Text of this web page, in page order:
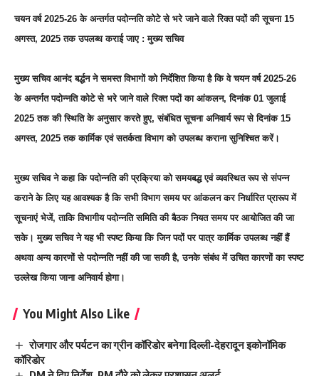
चयन वर्ष 2025-26 के अन्तर्गत पदोन्नति कोटे से भरे जाने वाले रिक्त पदों की सूचना 15
अगस्त, 2025 तक उपलब्ध कराई जाए : मुख्य सचिव
मुख्य सचिव आनंद बर्द्धन ने समस्त विभागों को निर्देशित किया है कि वे चयन वर्ष 2025-26
के अन्तर्गत पदोन्नति कोटे से भरे जाने वाले रिक्त पदों का आंकलन, दिनांक 01 जुलाई
2025 तक की स्थिति के अनुसार करते हुए, संबंधित सूचना अनिवार्य रूप से दिनांक 15
अगस्त, 2025 तक कार्मिक एवं सतर्कता विभाग को उपलब्ध कराना सुनिश्चित करें।
मुख्य सचिव ने कहा कि पदोन्नति की प्रक्रिया को समयबद्ध एवं व्यवस्थित रूप से संपन्न
कराने के लिए यह आवश्यक है कि सभी विभाग समय पर आंकलन कर निर्धारित प्रारूप में
सूचनाएं भेजें, ताकि विभागीय पदोन्नति समिति की बैठक नियत समय पर आयोजित की जा
सके। मुख्य सचिव ने यह भी स्पष्ट किया कि जिन पदों पर पात्र कार्मिक उपलब्ध नहीं हैं
अथवा अन्य कारणों से पदोन्नति नहीं की जा सकी है, उनके संबंध में उचित कारणों का स्पष्ट
उल्लेख किया जाना अनिवार्य होगा।
You Might Also Like
रोजगार और पर्यटन का ग्रीन कॉरिडोर बनेगा दिल्ली-देहरादून इकोनॉमिक
कॉरिडोर